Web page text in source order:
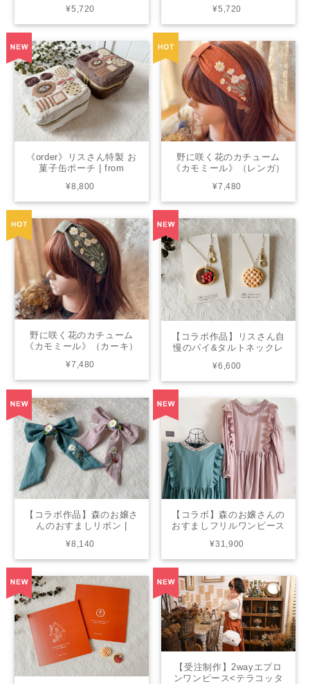
¥5,720 ¥5,720
《order》リスさん特製 お
菓子缶ポーチ | from
¥8,800
野に咲く花のカチューム
《カモミール》（レンガ）
¥7,480
野に咲く花のカチューム
《カモミール》（カーキ）
¥7,480
【コラボ作品】リスさん自
慢のパイ&タルトネックレ
¥6,600
【コラボ作品】森のお嬢さ
んのおすましリボン |
¥8,140
【コラボ】森のお嬢さんの
おすましフリルワンピース
¥31,900
【受注制作】2wayエプロ
ンワンピース<テラコッタ